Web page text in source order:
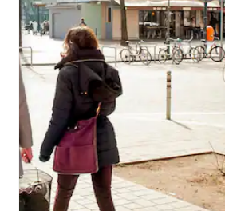
met je de pijltjestoetsen omhoog en